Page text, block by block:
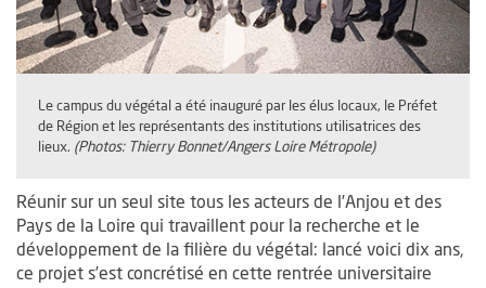
Le campus du végétal a été inauguré par les élus locaux, le Préfet
de Région et les représentants des institutions utilisatrices des
lieux. (Photos: Thierry Bonnet/Angers Loire Métropole)
Réunir sur un seul site tous les acteurs de l’Anjou et des
Pays de la Loire qui travaillent pour la recherche et le
développement de la filière du végétal: lancé voici dix ans,
ce projet s’est concrétisé en cette rentrée universitaire